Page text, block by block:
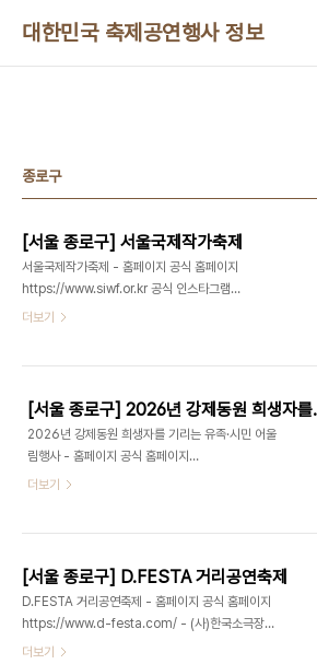
대한민국 축제공연행사 정보
종로구
[서울 종로구] 서울국제작가축제
서울국제작가축제 - 홈페이지 공식 홈페이지
https://www.siwf.or.kr 공식 인스타그램
https://www.instagram.com/siwf_insta/ -
터 이어온 글로벌 문학 축제이다. 올해로 15회를 맞
이하는 2026 서울국제작가축제는 작가, 독자, 그리
고 다양한 언어와 이야기가 한자리에서 만나는 특별
한 자리를 만들었다. 국내 작가는 물론, 평소 쉽게 접
하기 어려운 해외 작가들과 함께 대담, 워크숍, 전시
할 수 있다. 책과 사람, 언어와 감정이 교차하는 축제
더보기
[서울 종로구
2026년 강제동원 희생자를 기리는 유족·시민 어울
림행사 - 홈페이지 공식 홈페이지
https://fomoevent.kr/ - 일제강제동원피해자지
워하는 유가족들의 아픔이 남아있다. 일제강제동원
피해자지원재단에서는 강제동원 희생자 유족과 일반
시민이 함께 참여하는 어울림 행사인 '2026년 강제
동원 희생자를 기리는 유족·시민 어울림행사'를 개최
한다. 행사 프로그램의 일환으로 청계광장에서 출발
더보기
[서울 종로구] D.FESTA 거리공연축제
D.FESTA 거리공연축제 - 홈페이지 공식 홈페이지
https://www.d-festa.com/ - (사)한국소극장협
회 02-741-4188 - 주소 서울특별시 종로구 대학
더보기